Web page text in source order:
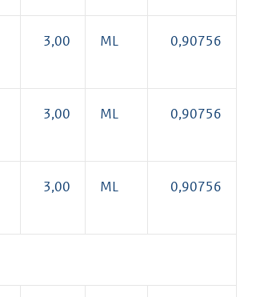
3,00 ML 0,90756
3,00 ML 0,90756
3,00 ML 0,90756